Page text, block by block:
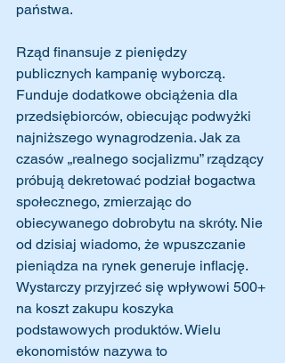
państwa.
Rząd finansuje z pieniędzy
publicznych kampanię wyborczą.
Funduje dodatkowe obciążenia dla
przedsiębiorców, obiecując podwyżki
najniższego wynagrodzenia. Jak za
czasów „realnego socjalizmu” rządzący
próbują dekretować podział bogactwa
społecznego, zmierzając do
obiecywanego dobrobytu na skróty. Nie
od dzisiaj wiadomo, że wpuszczanie
pieniądza na rynek generuje inflację.
Wystarczy przyjrzeć się wpływowi 500+
na koszt zakupu koszyka
podstawowych produktów. Wielu
ekonomistów nazywa to